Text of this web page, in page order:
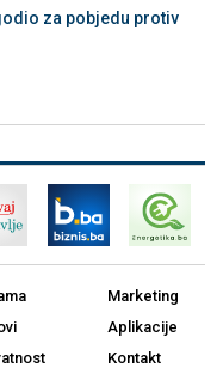
za pobjedu protiv
Marketing
Aplikacije
Kontakt